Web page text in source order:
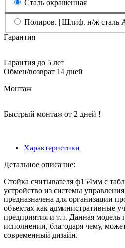
Сталь окрашенная
Полиров. | Шлиф. н/ж сталь
Гарантия
Гарантия до 5 лет
Обмен/возврат 14 дней
Монтаж
Быстрый монтаж от 2 дней !
Характеристики
Детальное описание:
Стойка считывателя ф154мм с
устройство из системы
предназначена для организации
объектах как административные
предприятия и т.п. Данная модель
исполнении, благодаря чему,
современный дизайн.